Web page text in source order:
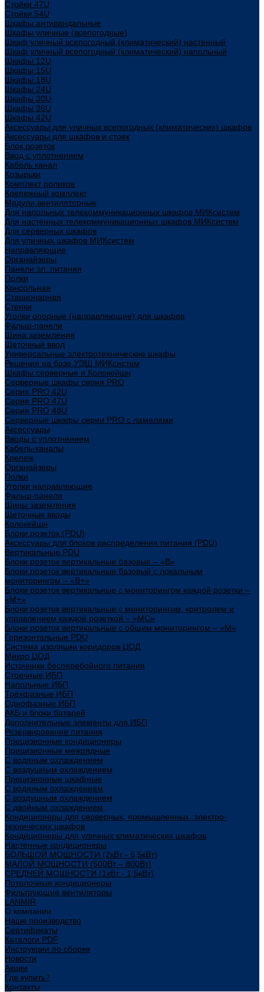
Стойки 47U
Стойки 54U
Шкафы антивандальные
Шкафы уличные (всепогодные)
Шкаф уличный всепогодный (климатический) настенный
Шкаф уличный всепогодный (климатический) напольный
Шкафы 12U
Шкафы 15U
Шкафы 18U
Шкафы 24U
Шкафы 30U
Шкафы 36U
Шкафы 42U
Аксессуары для уличных всепогодных (климатических) шкафов
Аксессуары для шкафов и стоек
Блок розеток
Ввод с уплотнением
Кабель канал
Козырьки
Комплект роликов
Крепежный комплект
Модули вентиляторные
Для напольных телекоммуникационных шкафов МИКсистем
Для настенных телекоммуникационных шкафов МИКсистем
Для серверных шкафов
Для уличных шкафов МИКсистем
Направляющие
Органайзеры
Панели эл. питания
Полки
Консольная
Стационарная
Стенки
Уголки опорные (направляющие) для шкафов
Фальш-панели
Шина заземления
Щеточный ввод
Универсальные электротехнические шкафы
Решения на базе УЭШ МИКсистем
Шкафы серверные и Колокейшн
Серверные шкафы серия PRO
Серия PRO 42U
Серия PRO 47U
Серия PRO 48U
Серверные шкафы серии PRO с ламелями
Аксессуары
Вводы с уплотнением
Кабель-каналы
Крепеж
Органайзеры
Полки
Уголки направляющие
Фальш-панели
Шины заземления
Щеточные вводы
Колокейшн
Блоки розеток (PDU)
Аксессуары для блоков распределения питания (PDU)
Вертикальные PDU
Блоки розеток вертикальные базовые – «В»
Блоки розеток вертикальные базовый с локальным
мониторингом – «В+»
Блоки розеток вертикальные с мониторингом каждой розетки –
«М+»
Блоки розеток вертикальные с мониторингом, контролем и
управлением каждой розеткой – «МС»
Блоки розеток вертикальные с общим мониторингом – «М»
Горизонтальные PDU
Система изоляции коридоров ЦОД
Микро ЦОД
Источники бесперебойного питания
Стоечные ИБП
Напольные ИБП
Трёхфазные ИБП
Однофазные ИБП
АКБ и блоки батарей
Дополнительные элементы для ИБП
Резервирование питания
Прецизионные кондиционеры
Прецизионные межрядные
С водяным охлаждением
С воздушным охлаждением
Прецизионные шкафные
С водяным охлаждением
С воздушным охлаждением
С двойным охлаждением
Кондиционеры для серверных, промышленных, электро-
технических шкафов
Кондиционеры для уличных климатических шкафов
Настенные кондиционеры
БОЛЬШОЙ МОЩНОСТИ (2кВт - 6,5кВт)
МАЛОЙ МОЩНОСТИ (500Вт – 800Вт)
СРЕДНЕЙ МОЩНОСТИ (1кВт - 1,5кВт)
Потолочные кондиционеры
Фильтрующие вентиляторы
LANMIR
О компании
Наше производство
Сертификаты
Каталоги PDF
Инструкции по сборке
Новости
Акции
Где купить?
Контакты